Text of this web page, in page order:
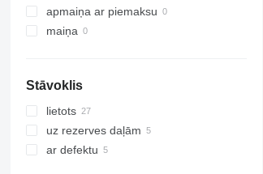
apmaiņa ar piemaksu
maiņa
Stāvoklis
lietots
uz rezerves daļām
ar defektu